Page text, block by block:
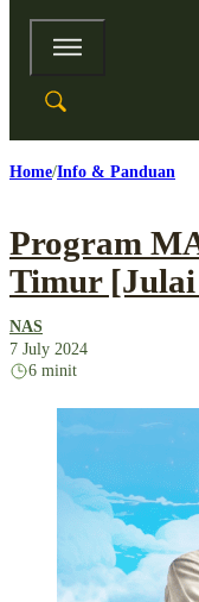
Home Info & Panduan
Program
Timur [Julai
NAS
7 July 2024
6 minit